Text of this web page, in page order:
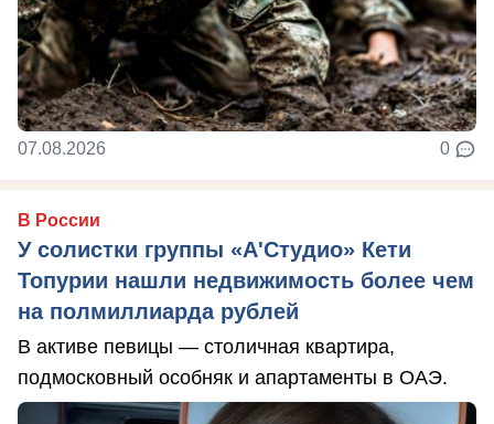
07.08.2026 0
В России
У солистки группы «А'Студио» Кети
Топурии нашли недвижимость более чем
на полмиллиарда рублей
В активе певицы — столичная квартира,
подмосковный особняк и апартаменты в ОАЭ.